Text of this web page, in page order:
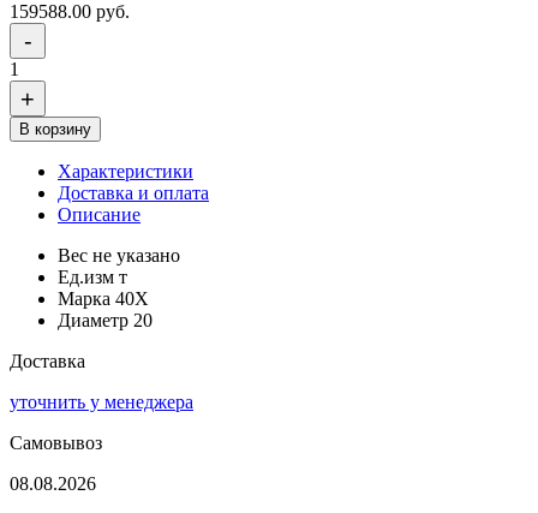
159588.00 руб.
-
1
+
В корзину
Характеристики
Доставка и оплата
Описание
Вес не указано
Ед.изм т
Марка 40Х
Диаметр 20
Доставка
уточнить у менеджера
Самовывоз
08.08.2026